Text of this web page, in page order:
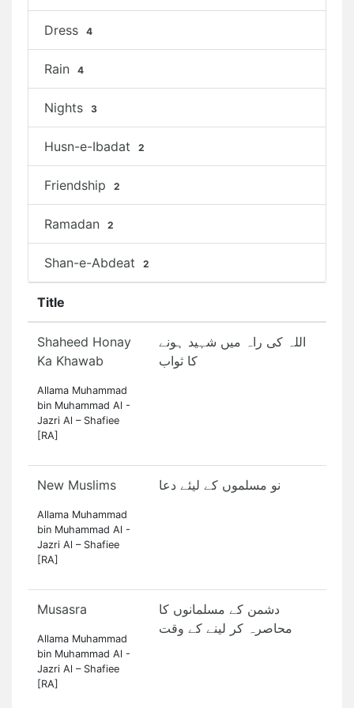
Dress 4
Rain 4
Nights 3
Husn-e-Ibadat 2
Friendship 2
Ramadan 2
Shan-e-Abdeat 2
Title
Shaheed Honay
Ka Khawab
Allama Muhammad
bin Muhammad Al -
Jazri Al – Shafiee
[RA]
اللہ کی راہ میں شہید ہونے
کا ثواب
New Muslims
Allama Muhammad
bin Muhammad Al -
Jazri Al – Shafiee
[RA]
نو مسلموں کے لیئے دعا
Musasra
Allama Muhammad
bin Muhammad Al -
Jazri Al – Shafiee
[RA]
دشمن کے مسلمانوں کا
محاصرہ کر لینے کے وقت